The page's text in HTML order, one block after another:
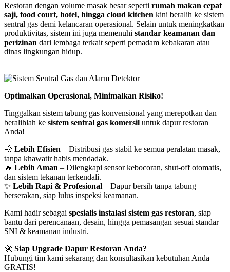
Restoran dengan volume masak besar seperti rumah makan cepat
saji, food court, hotel, hingga cloud kitchen kini beralih ke sistem
sentral gas demi kelancaran operasional. Selain untuk meningkatkan
produktivitas, sistem ini juga memenuhi standar keamanan dan
perizinan dari lembaga terkait seperti pemadam kebakaran atau
dinas lingkungan hidup.
Optimalkan Operasional, Minimalkan Risiko!
Tinggalkan sistem tabung gas konvensional yang merepotkan dan
beralihlah ke sistem sentral gas komersil untuk dapur restoran
Anda!
💨 Lebih Efisien – Distribusi gas stabil ke semua peralatan masak,
tanpa khawatir habis mendadak.
🔥 Lebih Aman – Dilengkapi sensor kebocoran, shut-off otomatis,
dan sistem tekanan terkendali.
✨ Lebih Rapi & Profesional – Dapur bersih tanpa tabung
berserakan, siap lulus inspeksi keamanan.
Kami hadir sebagai spesialis instalasi sistem gas restoran, siap
bantu dari perencanaan, desain, hingga pemasangan sesuai standar
SNI & keamanan industri.
🚀 Siap Upgrade Dapur Restoran Anda?
Hubungi tim kami sekarang dan konsultasikan kebutuhan Anda
GRATIS!